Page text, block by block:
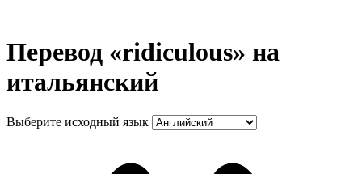
Перевод «ridiculous» на
итальянский
Выберите исходный язык